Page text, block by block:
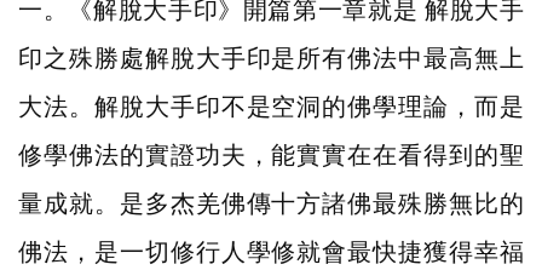
一。《解脫大手印》開篇第一章就是 解脫大手
印之殊勝處解脫大手印是所有佛法中最高無上
大法。解脫大手印不是空洞的佛學理論，而是
修學佛法的實證功夫，能實實在在看得到的聖
量成就。是多杰羌佛傳十方諸佛最殊勝無比的
佛法，是一切修行人學修就會最快捷獲得幸福